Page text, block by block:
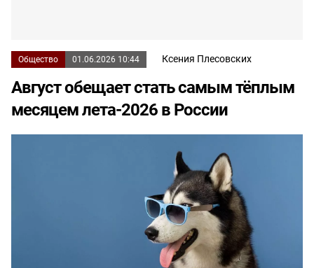
Общество 01.06.2026 10:44 Ксения Плесовских
Август обещает стать самым тёплым
месяцем лета-2026 в России